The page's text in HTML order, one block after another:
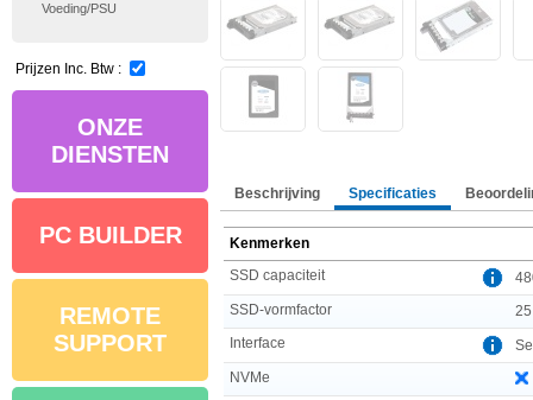
Voeding/PSU
Prijzen Inc. Btw :
ONZE
DIENSTEN
PC BUILDER
REMOTE
SUPPORT
Beschrijving Specificaties
Kenmerken
SSD capaciteit
SSD-vormfactor
25
Interface
NVMe